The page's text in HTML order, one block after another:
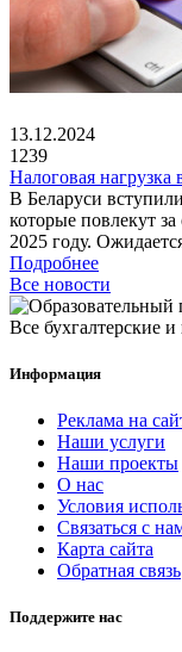
13.12.2024
1239
Налоговая нагрузка
В Беларуси
которые повлекут
2025 году.
Подробнее
Все новости
Все бухгалтерские
Информация
Реклама на
Наши услуги
Наши проекты
О нас
Условия
Связаться с
Карта сайта
Обратная связь
Поддержите нас